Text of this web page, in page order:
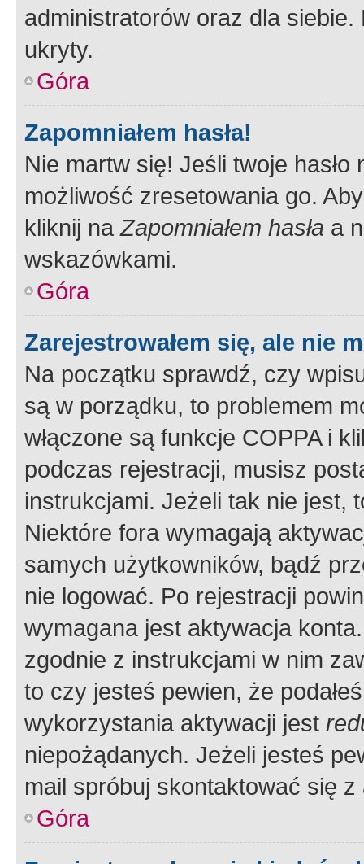
administratorów oraz dla
ukryty.
Góra
Zapomniałem hasła!
Nie martw się! Jeśli twoje
możliwość zresetowania go.
kliknij naZapomniałem hasła a
wskazówkami.
Góra
Zarejestrowałem się, ale nie
Na początku sprawdź, czy
są w porządku, to problemem
włączone są funkcje COPPA i
podczas rejestracji, musisz
instrukcjami. Jeżeli tak nie jest,
Niektóre fora wymagają
samych użytkowników, bądź
nie logować. Po rejestracji
wymagana jest aktywacja
zgodnie z instrukcjami w nim
to czy jesteś pewien, że
wykorzystania aktywacji jest
niepożądanych. Jeżeli jesteś
mail spróbuj skontaktować się
Góra